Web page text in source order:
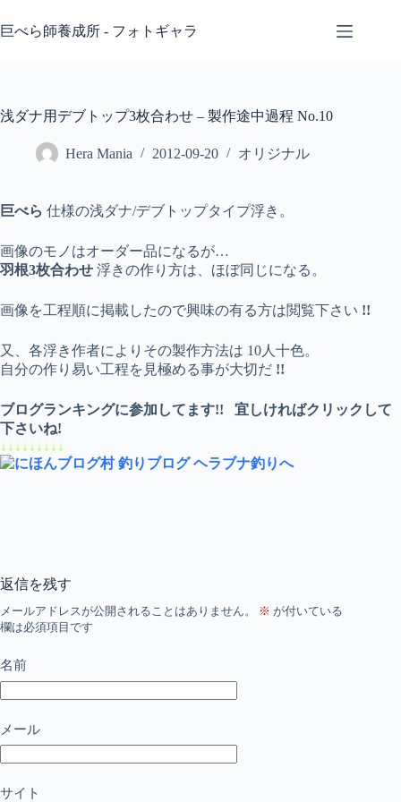
ン
ス
巨べら師養成所 - フォトギャラ
浅ダナ用デブトップ3枚合わせ – 製作途中過程 No.10
Hera Mania 2012-09-20 オリジナル
巨べら 仕様の浅ダナ/デブトップタイプ浮き。
画像のモノはオーダー品になるが…
羽根3枚合わせ 浮きの作り方は、ほぼ同じになる。
画像を工程順に掲載したので興味の有る方は閲覧下さい !!
又、各浮き作者によりその製作方法は 10人十色。
自分の作り易い工程を見極める事が大切だ !!
ブログランキングに参加してます!!
宜しければクリックして
下さいね!
↓↓↓↓↓↓↓↓↓
返信を残す
メールアドレスが公開されることはありません。 ※ が付いている
欄は必須項目です
名前
メール
サイト